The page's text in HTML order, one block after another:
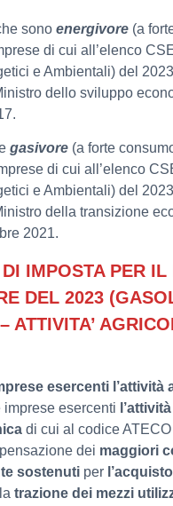
sono energivore (a
di cui all’elenco
e Ambientali) del
dello sviluppo
gasivore (a forte
di cui all’elenco
e Ambientali) del
della transizione
2021.
IMPOSTA PER IL
DEL 2023
ATTIVITA’
esercenti l’attività
imprese esercenti l’attività
di cui al codice
dei maggiori
sostenuti per
trazione dei mezzi